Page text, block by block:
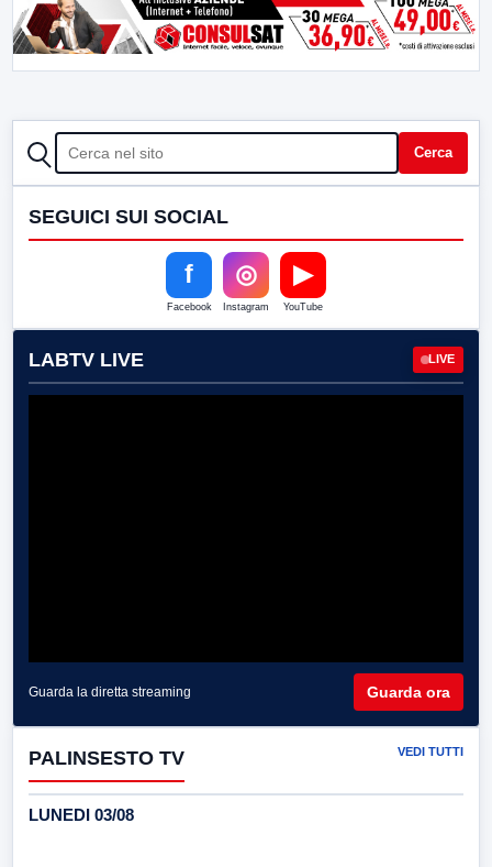
CERCA Cerca
SEGUICI SUI SOCIAL
f
Facebook
◎
Instagram
▶
YouTube
LABTV LIVE LIVE
Guarda la diretta streaming Guarda ora
PALINSESTO TV VEDI TUTTI
LUNEDI 03/08